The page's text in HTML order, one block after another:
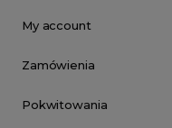
My account
Zamówienia
Pokwitowania